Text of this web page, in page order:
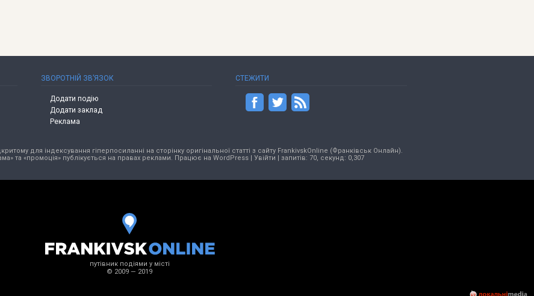
ЗВОРОТНІЙ ЗВ’ЯЗОК
Додати подію
Додати заклад
Реклама
СТЕЖИТИ
для індексування гіперпосиланні на сторінку оригінальної статті з сайту FrankivskOnline (Франківськ Онлайн).
та «промоція» публікується на правах реклами. Працює на WordPress| Увійти | запитів: 70, секунд: 0,307
путівник подіями у місті
© 2009 — 2019